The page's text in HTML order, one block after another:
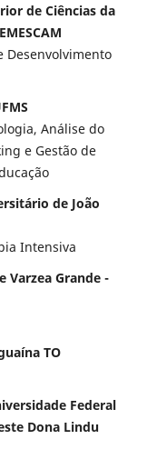
de Ciências da
Desenvolvimento
Análise do
e Gestão de
de João
Intensiva
Varzea Grande -
TO
Federal
Dona Lindu